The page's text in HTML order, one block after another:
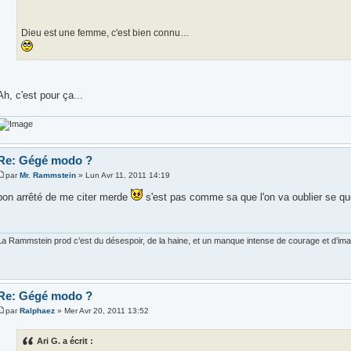
Dieu est une femme, c'est bien connu…
c'est pour ça...
Gégé modo ?
parMr. Rammstein» Lun Avr 11, 2011 14:19
arrêté de me citer merde s'est pas comme sa que l'on va oublier se
Rammstein prod c’est du désespoir, de la haine, et un manque intense de courage et
Gégé modo ?
parRalphaez» Mer Avr 20, 2011 13:52
Ari G. a écrit :